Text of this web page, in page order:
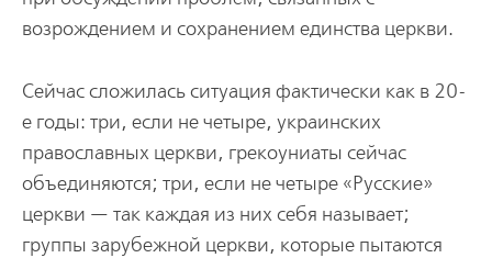
возрождением и сохранением единства церкви.
Сейчас сложилась ситуация фактически как в 20-
е годы: три, если не четыре, украинских
православных церкви, грекоуниаты сейчас
объединяются; три, если не четыре «Русские»
церкви — так каждая из них себя называет;
группы зарубежной церкви, которые пытаются